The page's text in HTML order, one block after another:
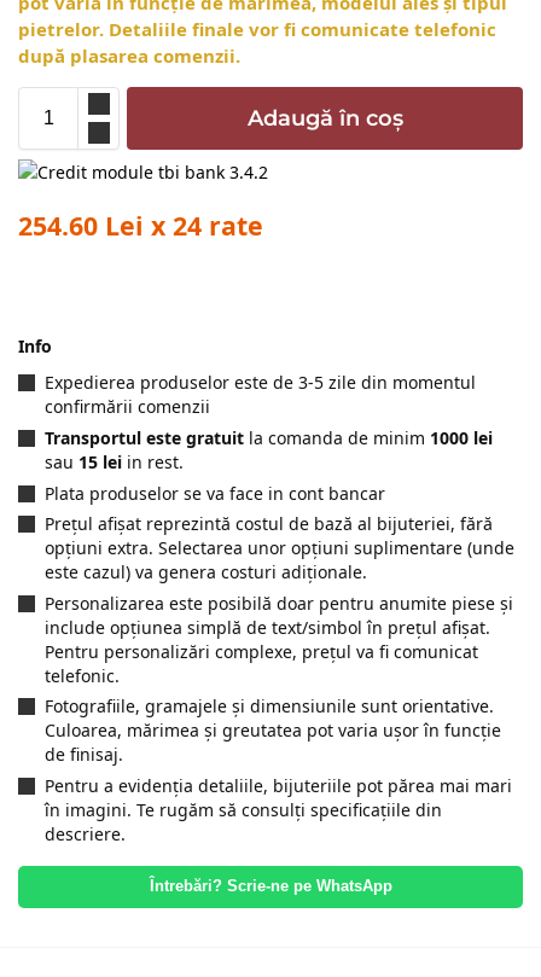
pietrelor. Detaliile finale vor fi comunicate telefonic
după plasarea comenzii.
Adaugă în coș
254.60 Lei x 24 rate
Info
Expedierea produselor este de 3-5 zile din momentul
confirmării comenzii
Transportul este gratuit la comanda de minim 1000 lei
sau 15 lei in rest.
Plata produselor se va face in cont bancar
Prețul afișat reprezintă costul de bază al bijuteriei, fără
opțiuni extra. Selectarea unor opțiuni suplimentare (unde
este cazul) va genera costuri adiționale.
Personalizarea este posibilă doar pentru anumite piese și
include opțiunea simplă de text/simbol în prețul afișat.
Pentru personalizări complexe, prețul va fi comunicat
telefonic.
Fotografiile, gramajele și dimensiunile sunt orientative.
Culoarea, mărimea și greutatea pot varia ușor în funcție
de finisaj.
Pentru a evidenția detaliile, bijuteriile pot părea mai mari
în imagini. Te rugăm să consulți specificațiile din
descriere.
Întrebări? Scrie-ne pe WhatsApp